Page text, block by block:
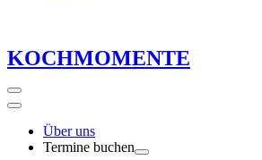
KOCHMOMENTE
Über uns
Termine buchen